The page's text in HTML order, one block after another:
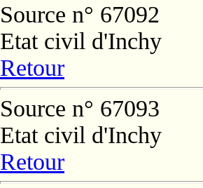
Source n° 67092
Etat civil d'Inchy
Retour
Source n° 67093
Etat civil d'Inchy
Retour